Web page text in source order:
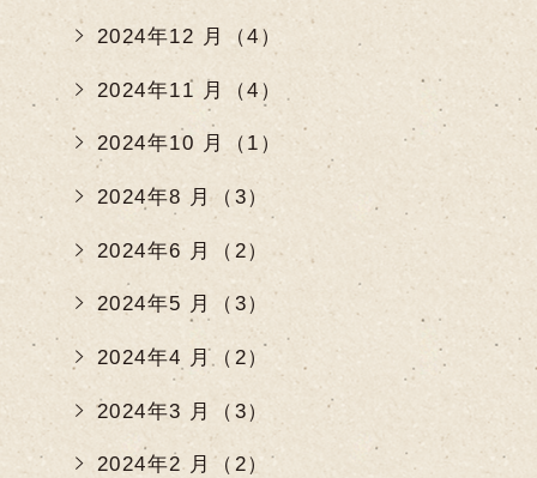
2024年12 月（4）
2024年11 月（4）
2024年10 月（1）
2024年8 月（3）
2024年6 月（2）
2024年5 月（3）
2024年4 月（2）
2024年3 月（3）
2024年2 月（2）